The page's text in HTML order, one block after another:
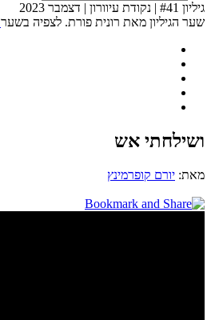
גיליון #41 | נקודת עיוורון | דצמבר 2023
שער הגיליון מאת רונית פורת. לצפיה בשער
ושילחתי אש
מאת: יורם קופרמינץ